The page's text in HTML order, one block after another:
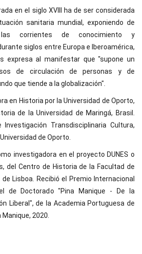
en el siglo XVIII ha de ser considerada
sanitaria mundial, exponiendo de
las corrientes de conocimiento y
siglos entre Europa e Iberoamérica,
expresa al manifestar que "supone un
de circulación de personas y de
que tiende a la globalización".
en Historia por la Universidad de Oporto,
de la Universidad de Maringá, Brasil.
Transdisciplinaria Cultura,
de Oporto.
investigadora en el proyecto DUNES o
del Centro de Historia de la Facultad de
Lisboa. Recibió el Premio Internacional
de Doctorado "Pina Manique - De la
Liberal", de la Academia Portuguesa de
2020.